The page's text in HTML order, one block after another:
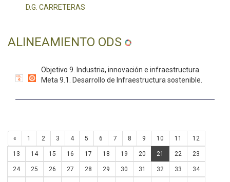
D.G. CARRETERAS
ALINEAMIENTO ODS
Objetivo 9. Industria, innovación e infraestructura.
Meta 9.1. Desarrollo de Infraestructura sostenible.
« 1 2 3 4 5 6 7 8 9 10 11 12
13 14 15 16 17 18 19 20 21 22 23
24 25 26 27 28 29 30 31 32 33 34